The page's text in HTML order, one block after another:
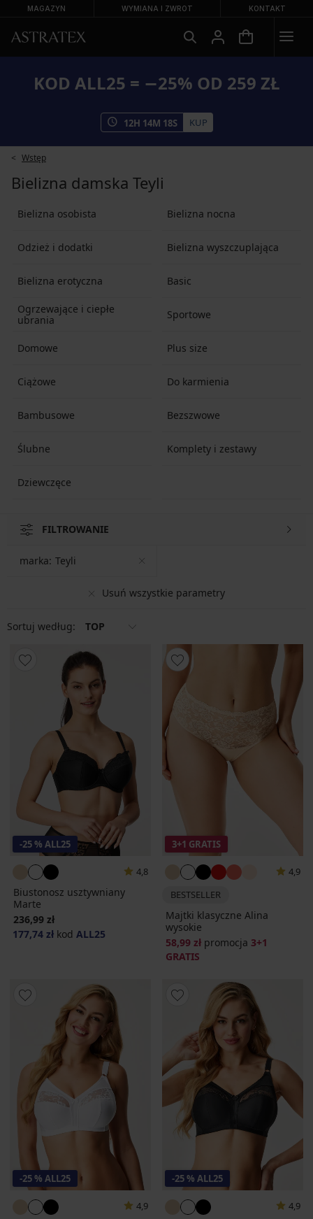
MAGAZYN WYMIANA I ZWROT KONTAKT
KOD ALL25 = −25% OD 259 ZŁ
12H 14M 17S KUP
Wstęp
Bielizna damska Teyli
Bielizna osobista Bielizna nocna
Odzież i dodatki Bielizna wyszczuplająca
Bielizna erotyczna Basic
Ogrzewające i ciepłe
ubrania
Sportowe
Domowe Plus size
Ciążowe Do karmienia
Bambusowe Bezszwowe
Ślubne Komplety i zestawy
Dziewczęce
FILTROWANIE
Usuń wszystkie parametry
marka: Teyli
Sortuj według: TOP
-25 % ALL25
4,8
Biustonosz usztywniany
Marte
236,99 zł
177,74 zł kod ALL25
3+1 GRATIS
4,9
BESTSELLER
Majtki klasyczne Alina
wysokie
58,99 zł promocja 3+1
GRATIS
-25 % ALL25
4,9
-25 % ALL25
4,9